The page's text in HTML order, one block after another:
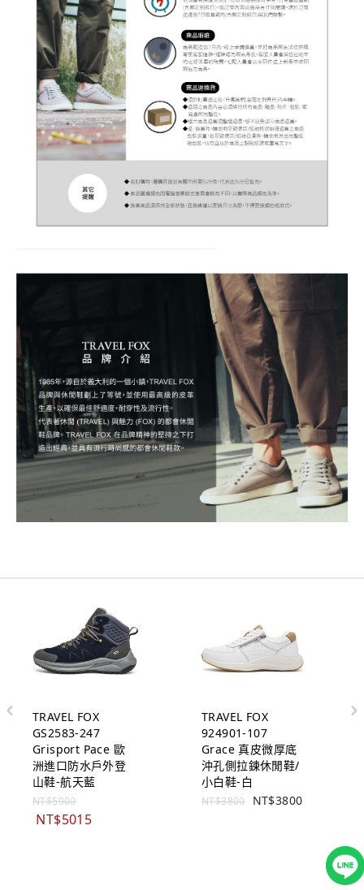
TRAVEL FOX
GS2583-247
Grisport Pace 歐
洲進口防水戶外登
山鞋-航天藍
NT$5900
NT$5015
TRAVEL FOX
924901-107
Grace 真皮微厚底
沖孔側拉鍊休閒鞋/
小白鞋-白
NT$3800 NT$3800